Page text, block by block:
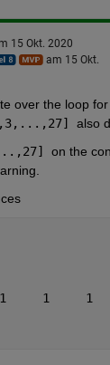
15 Okt. 2020
am 15 Okt.
over the loop for
also
on the
1     1